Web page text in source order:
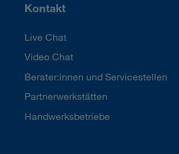
Kontakt
Live Chat
Video Chat
Berater:innen und Servicestellen
Partnerwerkstätten
Handwerksbetriebe